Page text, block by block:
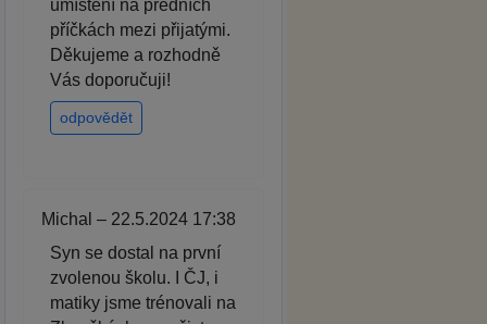
umístění na předních
příčkách mezi přijatými.
Děkujeme a rozhodně
Vás doporučuji!
odpovědět
Michal – 22.5.2024 17:38
Syn se dostal na první
zvolenou školu. I ČJ, i
matiky jsme trénovali na